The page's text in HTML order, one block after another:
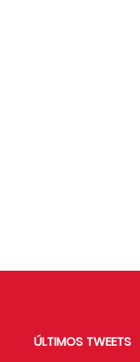
ÚLTIMOS TWEETS